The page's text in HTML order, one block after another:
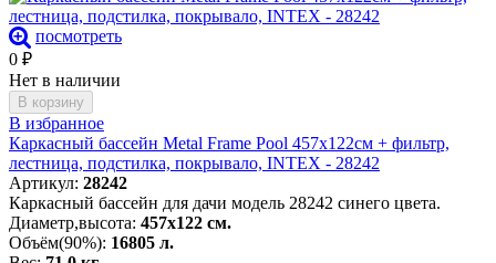
посмотреть
0 ₽
Нет в наличии
В корзину
В избранное
Каркасный бассейн Metal Frame Pool 457х122см + фильтр,
лестница, подстилка, покрывало, INTEX - 28242
Артикул: 28242
Каркасный бассейн для дачи модель 28242 синего цвета.
Диаметр,высота: 457х122 см.
Объём(90%): 16805 л.